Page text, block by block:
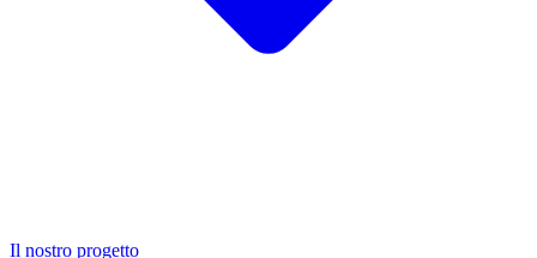
Il nostro progetto